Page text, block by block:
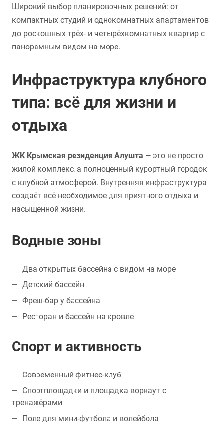
Широкий выбор планировочных решений: от
компактных студий и однокомнатных апартаментов
до роскошных трёх- и четырёхкомнатных квартир с
панорамным видом на море.
Инфраструктура клубного
типа: всё для жизни и
отдыха
ЖК Крымская резиденция Алушта — это не просто
жилой комплекс, а полноценный курортный городок
с клубной атмосферой. Внутренняя инфраструктура
создаёт всё необходимое для приятного отдыха и
насыщенной жизни.
Водные зоны
Два открытых бассейна с видом на море
Детский бассейн
Фреш-бар у бассейна
Ресторан и бассейн на кровле
Спорт и активность
Современный фитнес-клуб
Спортплощадки и площадка воркаут с
тренажёрами
Поле для мини-футбола и волейбола